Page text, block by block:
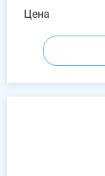
Цена